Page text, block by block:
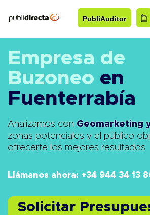
al
PubliAuditor
Empresa de
Buzoneo en
Fuenterrabía
Analizamos con Geomarketing
zonas potenciales y el público
ofrecerte los mejores resultados
Llámanos ahora: +34 944 34 13
Solicitar